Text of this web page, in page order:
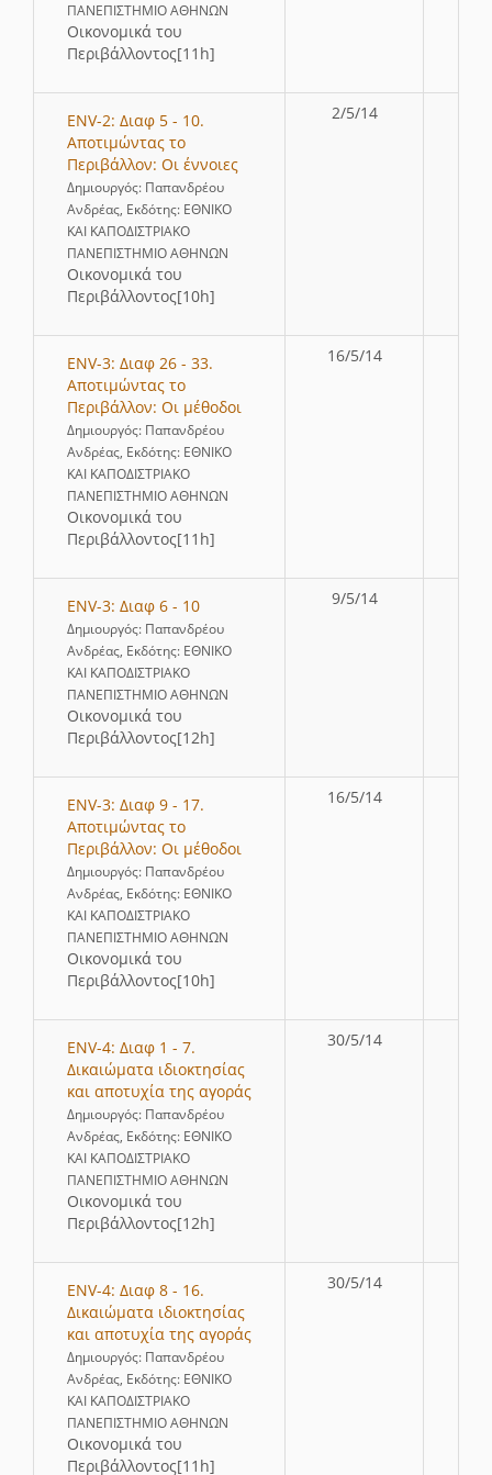
ΠΑΝΕΠΙΣΤΗΜΙΟ ΑΘΗΝΩΝ
Οικονομικά του
Περιβάλλοντος[11h]
ENV-2: Διαφ 5 - 10.
Αποτιμώντας το
Περιβάλλον: Οι έννοιες
Δημιουργός: Παπανδρέου
Ανδρέας, Εκδότης: ΕΘΝΙΚΟ
ΚΑΙ ΚΑΠΟΔΙΣΤΡΙΑΚΟ
ΠΑΝΕΠΙΣΤΗΜΙΟ ΑΘΗΝΩΝ
Οικονομικά του
Περιβάλλοντος[10h]
2/5/14
ENV-3: Διαφ 26 - 33.
Αποτιμώντας το
Περιβάλλον: Οι μέθοδοι
Δημιουργός: Παπανδρέου
Ανδρέας, Εκδότης: ΕΘΝΙΚΟ
ΚΑΙ ΚΑΠΟΔΙΣΤΡΙΑΚΟ
ΠΑΝΕΠΙΣΤΗΜΙΟ ΑΘΗΝΩΝ
Οικονομικά του
Περιβάλλοντος[11h]
16/5/14
ENV-3: Διαφ 6 - 10
Δημιουργός: Παπανδρέου
Ανδρέας, Εκδότης: ΕΘΝΙΚΟ
ΚΑΙ ΚΑΠΟΔΙΣΤΡΙΑΚΟ
ΠΑΝΕΠΙΣΤΗΜΙΟ ΑΘΗΝΩΝ
Οικονομικά του
Περιβάλλοντος[12h]
9/5/14
ENV-3: Διαφ 9 - 17.
Αποτιμώντας το
Περιβάλλον: Οι μέθοδοι
Δημιουργός: Παπανδρέου
Ανδρέας, Εκδότης: ΕΘΝΙΚΟ
ΚΑΙ ΚΑΠΟΔΙΣΤΡΙΑΚΟ
ΠΑΝΕΠΙΣΤΗΜΙΟ ΑΘΗΝΩΝ
Οικονομικά του
Περιβάλλοντος[10h]
16/5/14
ENV-4: Διαφ 1 - 7.
Δικαιώματα ιδιοκτησίας
και αποτυχία της αγοράς
Δημιουργός: Παπανδρέου
Ανδρέας, Εκδότης: ΕΘΝΙΚΟ
ΚΑΙ ΚΑΠΟΔΙΣΤΡΙΑΚΟ
ΠΑΝΕΠΙΣΤΗΜΙΟ ΑΘΗΝΩΝ
Οικονομικά του
Περιβάλλοντος[12h]
30/5/14
ENV-4: Διαφ 8 - 16.
Δικαιώματα ιδιοκτησίας
και αποτυχία της αγοράς
Δημιουργός: Παπανδρέου
Ανδρέας, Εκδότης: ΕΘΝΙΚΟ
ΚΑΙ ΚΑΠΟΔΙΣΤΡΙΑΚΟ
ΠΑΝΕΠΙΣΤΗΜΙΟ ΑΘΗΝΩΝ
Οικονομικά του
Περιβάλλοντος[11h]
30/5/14